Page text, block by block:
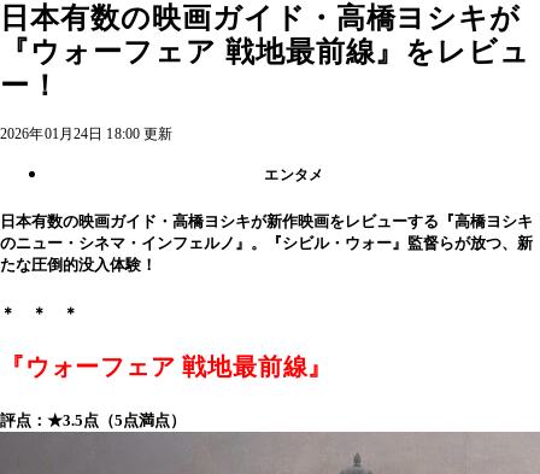
日本有数の映画ガイド・高橋ヨシキが
『ウォーフェア 戦地最前線』をレビュ
ー！
2026年01月24日 18:00 更新
エンタメ
日本有数の映画ガイド・高橋ヨシキが新作映画をレビューする『高橋ヨシキ
のニュー・シネマ・インフェルノ』。『シビル・ウォー』監督らが放つ、新
たな圧倒的没入体験！
＊ ＊ ＊
『ウォーフェア 戦地最前線』
評点：★3.5点（5点満点）